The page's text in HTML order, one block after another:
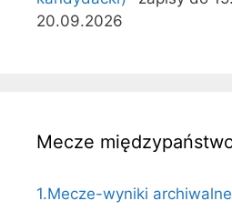
20.09.2026
Mecze
1.Mecze-wyniki archiwalne